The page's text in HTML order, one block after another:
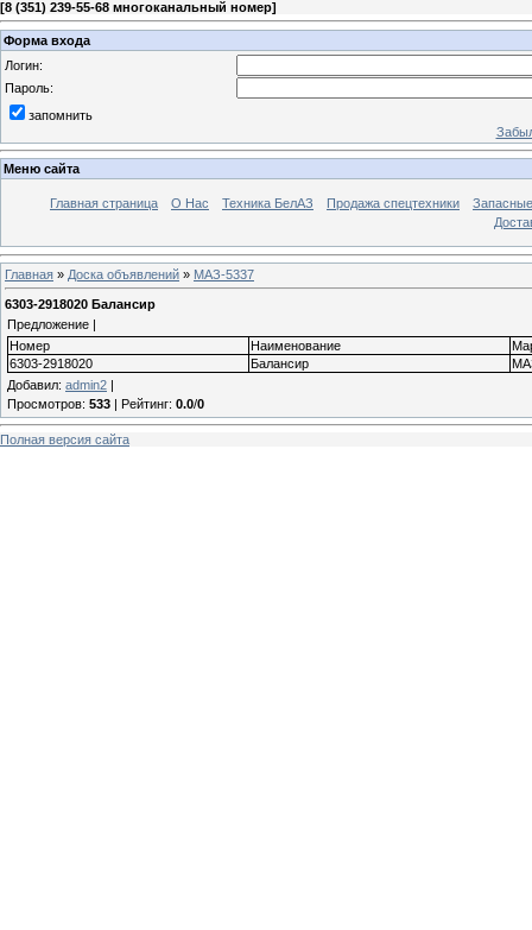
[8 (351) 239-55-68 многоканальный номер]
Форма входа
Логин:
Пароль:
запомнить
Меню сайта
Главная страница О Нас Техника БелАЗ Продажа спецтехники
Главная » Доска объявлений » МАЗ-5337
6303-2918020 Балансир
Предложение |
Номер
Наименование
6303-2918020
Балансир
Добавил: admin2 |
Просмотров: 533 | Рейтинг: 0.0/0
Полная версия сайта